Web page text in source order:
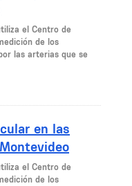
el Centro de
de los
las arterias que se
en las
el Centro de
de los